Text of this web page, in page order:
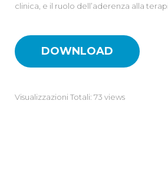
clinica, e il ruolo dell’aderenza alla
DOWNLOAD
Visualizzazioni Totali: 73 views